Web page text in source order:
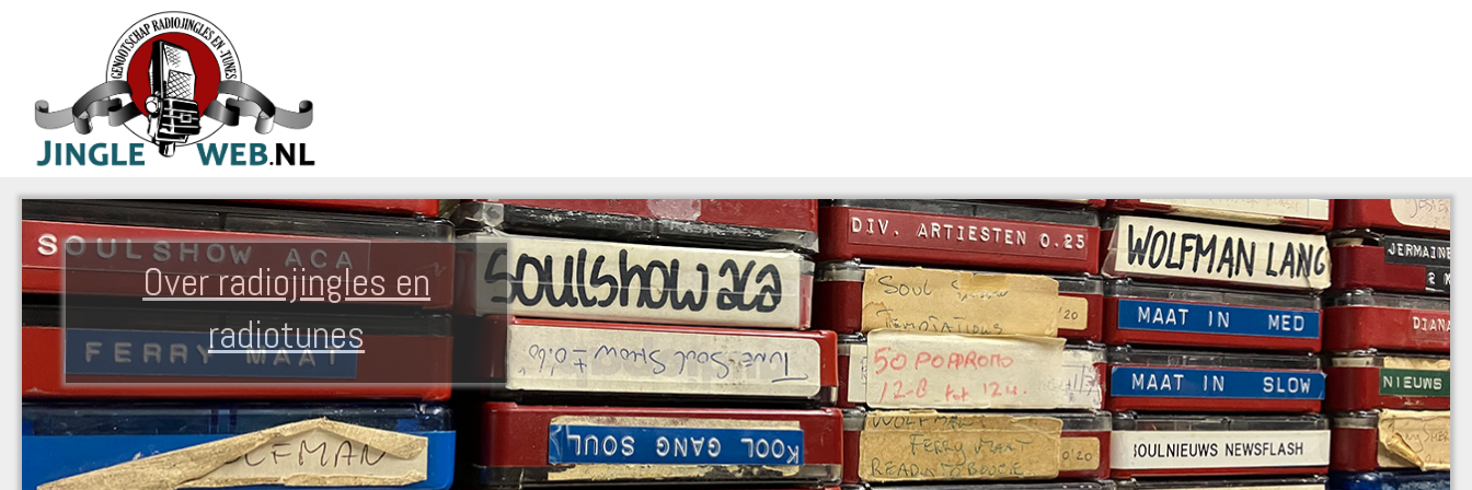
Over radiojingles en
radiotunes